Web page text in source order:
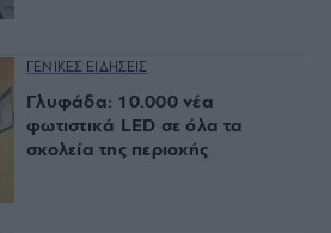
ΓΕΝΙΚΕΣ ΕΙΔΗΣΕΙΣ
Γλυφάδα: 10.000 νέα
φωτιστικά LED σε όλα τα
σχολεία της περιοχής